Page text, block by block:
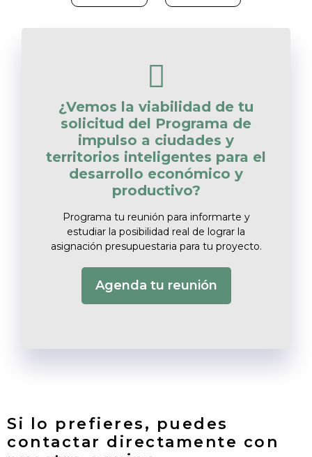
¿Vemos la viabilidad de tu
solicitud del Programa de
impulso a ciudades y
territorios inteligentes para el
desarrollo económico y
productivo?
Programa tu reunión para informarte y
estudiar la posibilidad real de lograr la
asignación presupuestaria para tu proyecto.
Agenda tu reunión
Si lo prefieres, puedes
contactar directamente con